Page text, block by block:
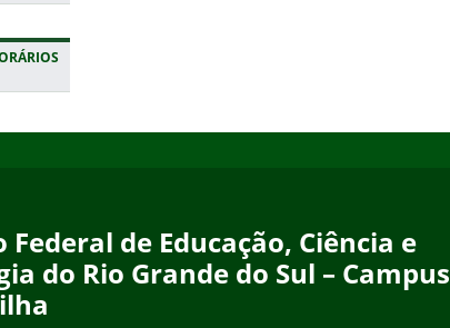
de Educação, Ciência e
do Rio Grande do Sul – Campus